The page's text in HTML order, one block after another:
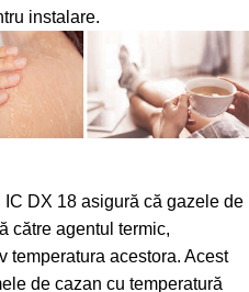
instalare.
DX 18 asigură că gazele de
către agentul termic,
temperatura acestora. Acest
de cazan cu temperatură